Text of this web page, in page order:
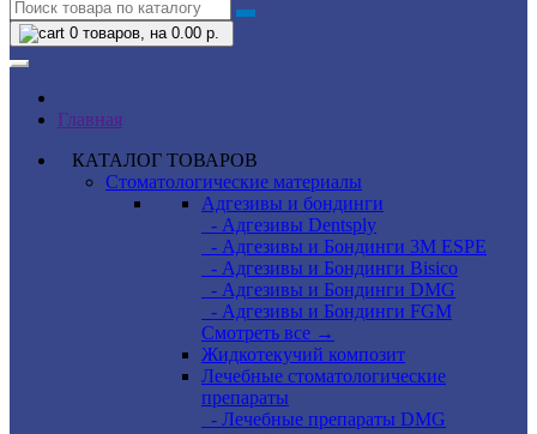
0 товаров, на 0.00 р.
Главная
КАТАЛОГ ТОВАРОВ
Стоматологические материалы
Адгезивы и бондинги
- Адгезивы Dentsply
- Адгезивы и Бондинги 3M ESPE
- Адгезивы и Бондинги Bisico
- Адгезивы и Бондинги DMG
- Адгезивы и Бондинги FGM
Смотреть все →
Жидкотекучий композит
Лечебные стоматологические
препараты
- Лечебные препараты DMG